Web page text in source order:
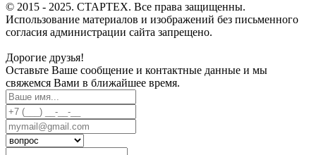
© 2015 - 2025. СТАРТЕХ. Все права защищенны.
Использование материалов и изображений без письменного
согласия администрации сайта запрещено.
Дорогие друзья!
Оставьте Ваше сообщение и контактные данные и мы
свяжемся Вами в ближайшее время.